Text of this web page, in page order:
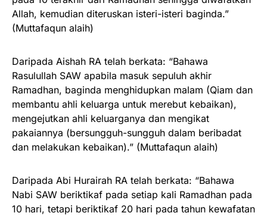
Allah, kemudian diteruskan isteri-isteri baginda.”
(Muttafaqun alaih)
Daripada Aishah RA telah berkata: “Bahawa
Rasulullah SAW apabila masuk sepuluh akhir
Ramadhan, baginda menghidupkan malam (Qiam dan
membantu ahli keluarga untuk merebut kebaikan),
mengejutkan ahli keluarganya dan mengikat
pakaiannya (bersungguh-sungguh dalam beribadat
dan melakukan kebaikan).” (Muttafaqun alaih)
Daripada Abi Hurairah RA telah berkata: “Bahawa
Nabi SAW beriktikaf pada setiap kali Ramadhan pada
10 hari, tetapi beriktikaf 20 hari pada tahun kewafatan